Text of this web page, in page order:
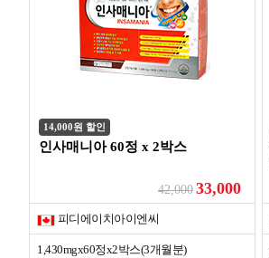
14,000원 할인
인사매니아 60정 x 2박스
42,000 33,000
피디에이치아이엔씨
1,430mgx60정x2박스(3개월분)